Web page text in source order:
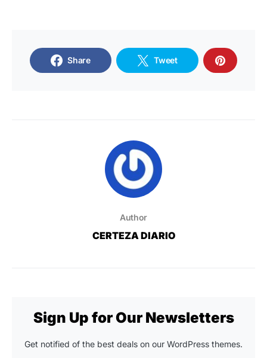
Share Tweet
Author
CERTEZA DIARIO
Sign Up for Our Newsletters
Get notified of the best deals on our WordPress themes.